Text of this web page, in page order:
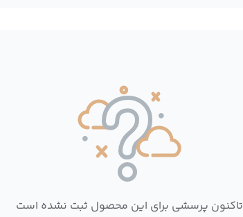
تاکنون پرسشی برای این محصول ثبت نشده است